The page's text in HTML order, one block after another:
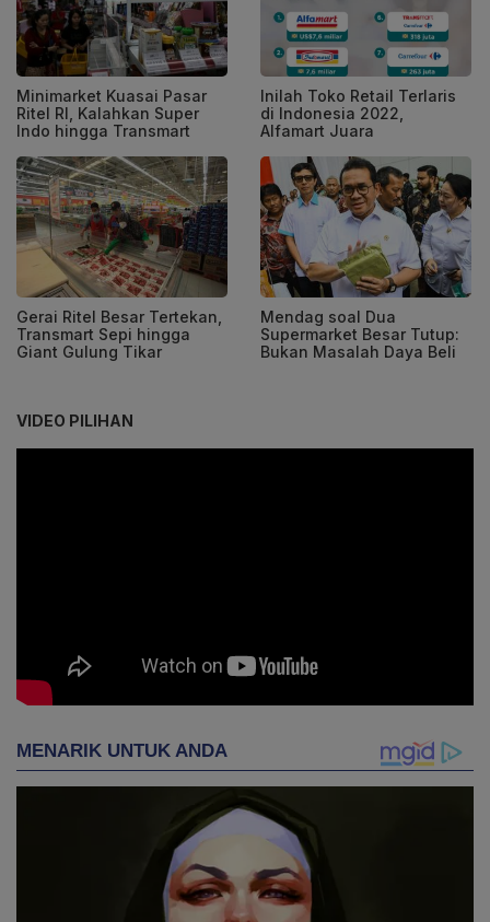
Minimarket Kuasai Pasar
Ritel RI, Kalahkan Super
Indo hingga Transmart
Inilah Toko Retail Terlaris
di Indonesia 2022,
Alfamart Juara
Gerai Ritel Besar Tertekan,
Transmart Sepi hingga
Giant Gulung Tikar
Mendag soal Dua
Supermarket Besar Tutup:
Bukan Masalah Daya Beli
VIDEO PILIHAN